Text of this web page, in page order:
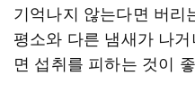
기억나지 않는다면 버리
평소와 다른 냄새가 나
면 섭취를 피하는 것이